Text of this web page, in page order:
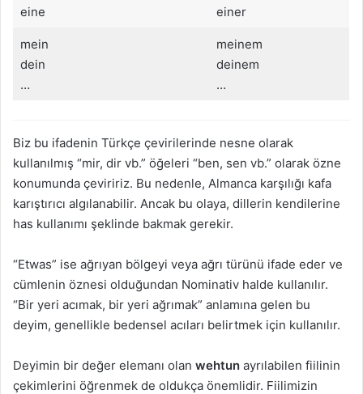
eine
einer
mein
dein
…
meinem
deinem
…
Biz bu ifadenin Türkçe çevirilerinde nesne olarak
kullanılmış “mir, dir vb.” öğeleri “ben, sen vb.” olarak özne
konumunda çeviririz. Bu nedenle, Almanca karşılığı kafa
karıştırıcı algılanabilir. Ancak bu olaya, dillerin kendilerine
has kullanımı şeklinde bakmak gerekir.
“Etwas” ise ağrıyan bölgeyi veya ağrı türünü ifade eder ve
cümlenin öznesi olduğundan Nominativ halde kullanılır.
“Bir yeri acımak, bir yeri ağrımak” anlamına gelen bu
deyim, genellikle bedensel acıları belirtmek için kullanılır.
Deyimin bir değer elemanı olan wehtun ayrılabilen fiilinin
çekimlerini öğrenmek de oldukça önemlidir. Fiilimizin